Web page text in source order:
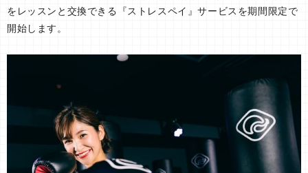
をレッスンと交換できる『ストレスペイ』サービスを期間限定で
開始します。